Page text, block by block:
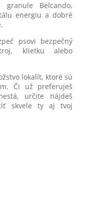
Belcando,
energiu a dobré
psovi bezpečný
klietku alebo
lokalít, ktoré sú
Či už preferuješ
určite nájdeš
skvele ty aj tvoj